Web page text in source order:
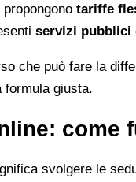
tariffe
servizi pubblici
che può fare la
formula giusta.
come
svolgere le